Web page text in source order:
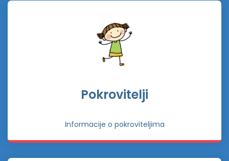
Pokrovitelji
Informacije o pokroviteljima